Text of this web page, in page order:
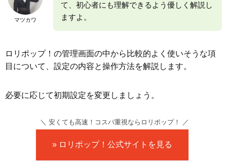
マツカワ
て、初心者にも理解できるよう優しく解説し
ますよ。
ロリポップ！の管理画面の中から比較的よく使いそうな項
目について、設定の内容と操作方法を解説します。
必要に応じて初期設定を変更しましょう。
＼ 安くても高速！コスパ重視ならロリポップ！ ／
» ロリポップ！公式サイトを見る